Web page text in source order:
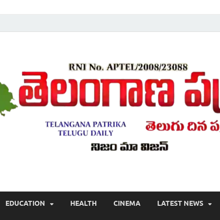
, తాజా వార్తలు , తెలుగు వార్తలు , బ్రేకింగ్ న్యూస్ తెలుగులో , తెలంగాణ లో తాజా
EDUCATION HEALTH CINEMA LATEST NEWS